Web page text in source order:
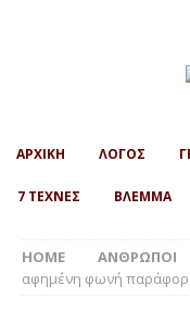
ΑΡΧΙΚΗ ΛΟΓΟΣ
7 ΤΕΧΝΕΣ ΒΛΕΜΜΑ
HOME ΑΝΘΡΩΠΟΙ
αφημένη φωνή